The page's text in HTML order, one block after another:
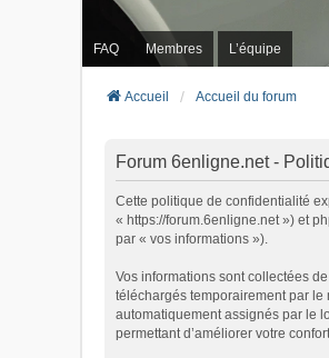
FAQ Membres L’équipe
Accueil Accueil du forum
Forum 6enligne.net -
Cette politique de confidentialité
« https://forum.6enligne.net ») et
par « vos informations »).
Vos informations sont collectées
téléchargés temporairement par
automatiquement assignés par le
permettant d’améliorer votre